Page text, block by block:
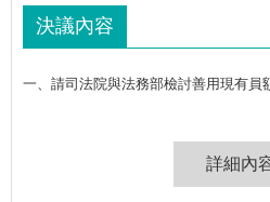
決議內容
一、請司法院與法務部檢討善用現有員
詳細內